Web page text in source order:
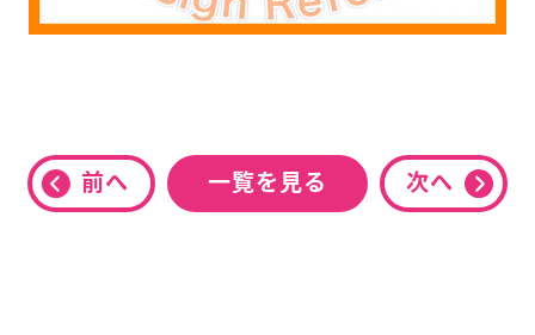
前へ 一覧を見る 次へ